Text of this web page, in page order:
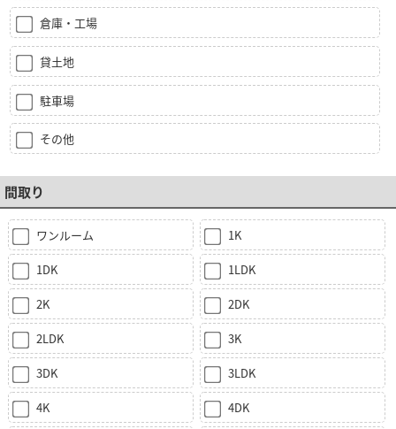
倉庫・工場
貸土地
駐車場
その他
間取り
ワンルーム 1K
1DK 1LDK
2K 2DK
2LDK 3K
3DK 3LDK
4K 4DK